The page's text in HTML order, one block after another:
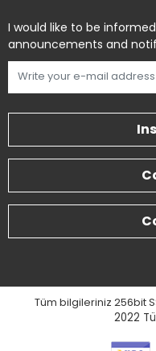
I would like to be
announcements and
Tüm bilgileriniz 256bit
2022